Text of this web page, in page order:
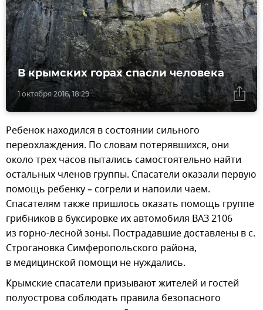
1 октября 2016, 18:29
В крымских горах спасли человека
Ребенок находился в состоянии сильного
переохлаждения. По словам потерявшихся, они
около трех часов пытались самостоятельно найти
остальных членов группы. Спасатели оказали первую
помощь ребенку – согрели и напоили чаем.
Спасателям также пришлось оказать помощь группе
грибников в буксировке их автомобиля ВАЗ 2106
из горно-лесной зоны. Пострадавшие доставлены в с.
Строгановка Симферопольского района,
в медицинской помощи не нуждались.
Крымские спасатели призывают жителей и гостей
полуострова соблюдать правила безопасного